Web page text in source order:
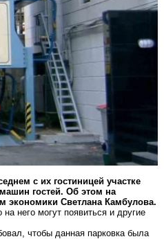
с их гостиницей участке
гостей. Об этом на
экономики Светлана Камбулова.
него могут появиться и другие
чтобы данная парковка была